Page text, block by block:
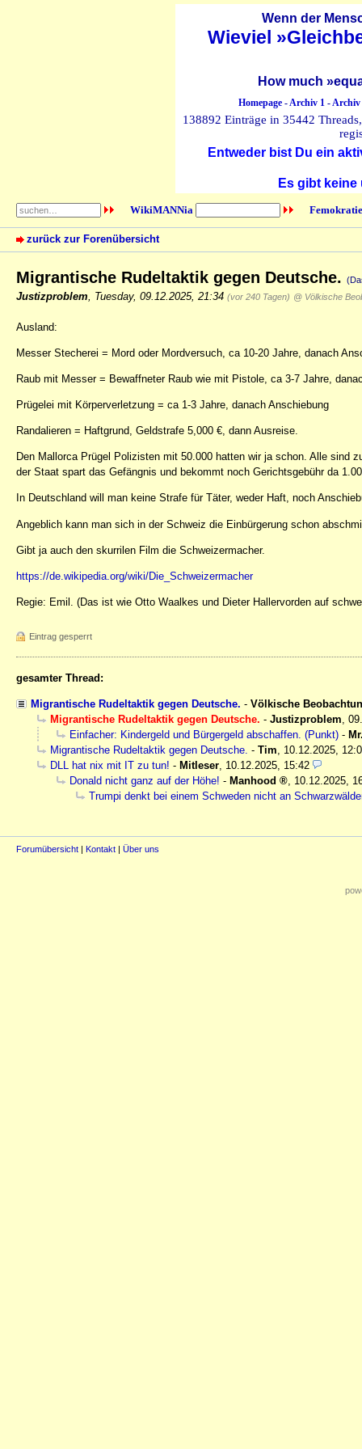
Wenn der
Wieviel
How much
Homepage-Archiv 1-Archiv
138892 Einträge in 35442
Entweder bist Du ein
Es gibt
WikiMANNia
zurück zur Forenübersicht
Migrantische Rudeltaktik gegen Deutsche.
Justizproblem Tuesday, 09.12.2025, 21:34 (vor 240 Tagen) @ Völkische
Ausland:
Messer Stecherei = Mord oder Mordversuch, ca 10-20 Jahre, danach
Raub mit Messer = Bewaffneter Raub wie mit Pistole, ca 3-7 Jahre,
Prügelei mit Körperverletzung = ca 1-3 Jahre, danach Anschiebung
Randalieren = Haftgrund, Geldstrafe 5,000 €, dann Ausreise.
Den Mallorca Prügel Polizisten mit 50.000 hatten wir ja schon. Alle sind
der Staat spart das Gefängnis und bekommt noch Gerichtsgebühr da
In Deutschland will man keine Strafe für Täter, weder Haft, noch
Angeblich kann man sich in der Schweiz die Einbürgerung schon
Gibt ja auch den skurrilen Film die Schweizermacher.
https://de.wikipedia.org/wiki/Die_Schweizermacher
Regie: Emil. (Das ist wie Otto Waalkes und Dieter Hallervorden auf
Eintrag gesperrt
gesamter Thread:
Migrantische Rudeltaktik gegen Deutsche. - Völkische
Migrantische Rudeltaktik gegen Deutsche. - Justizproblem,
Einfacher: Kindergeld und Bürgergeld abschaffen. (Punkt) -
Migrantische Rudeltaktik gegen Deutsche. - Tim, 10.12.2025,
DLL hat nix mit IT zu tun! - Mitleser, 10.12.2025, 15:42
Donald nicht ganz auf der Höhe! - Manhood , 10.12.2025,
Trumpi denkt bei einem Schweden nicht an
Forumübersicht | Kontakt | Über uns